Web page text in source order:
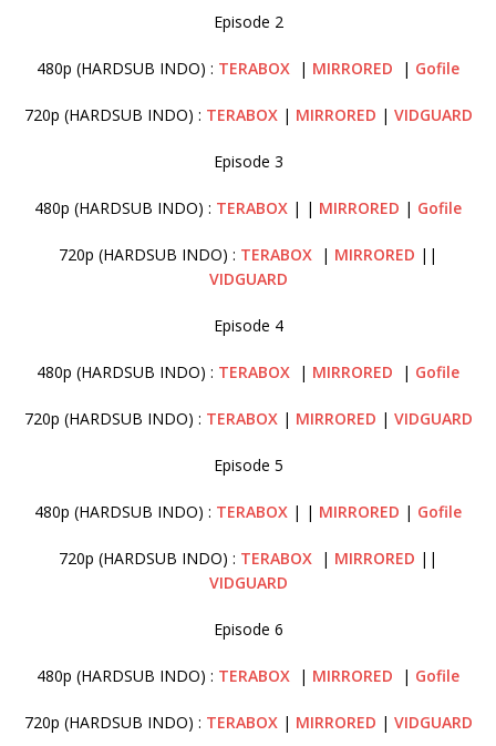
Episode 2
480p (HARDSUB INDO) : TERABOX | MIRRORED | Gofile
720p (HARDSUB INDO) : TERABOX| MIRRORED | VIDGUARD
Episode 3
480p (HARDSUB INDO) : TERABOX | | MIRRORED | Gofile
720p (HARDSUB INDO) : TERABOX | MIRRORED ||
VIDGUARD
Episode 4
480p (HARDSUB INDO) : TERABOX | MIRRORED | Gofile
720p (HARDSUB INDO) : TERABOX| MIRRORED | VIDGUARD
Episode 5
480p (HARDSUB INDO) : TERABOX | | MIRRORED | Gofile
720p (HARDSUB INDO) : TERABOX | MIRRORED ||
VIDGUARD
Episode 6
480p (HARDSUB INDO) : TERABOX | MIRRORED | Gofile
720p (HARDSUB INDO) : TERABOX| MIRRORED | VIDGUARD